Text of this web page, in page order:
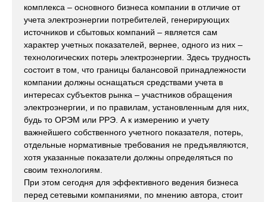
комплекса – основного бизнеса компании в отличие от
учета электроэнергии потребителей, генерирующих
источников и сбытовых компаний – является сам
характер учетных показателей, вернее, одного из них –
технологических потерь электроэнергии. Здесь трудность
состоит в том, что границы балансовой принадлежности
компании должны оснащаться средствами учета в
интересах субъектов рынка – участников обращения
электроэнергии, и по правилам, установленным для них,
будь то ОРЭМ или РРЭ. А к измерению и учету
важнейшего собственного учетного показателя, потерь,
отдельные нормативные требования не предъявляются,
хотя указанные показатели должны определяться по
своим технологиям.
При этом сегодня для эффективного ведения бизнеса
перед сетевыми компаниями, по мнению автора, стоит